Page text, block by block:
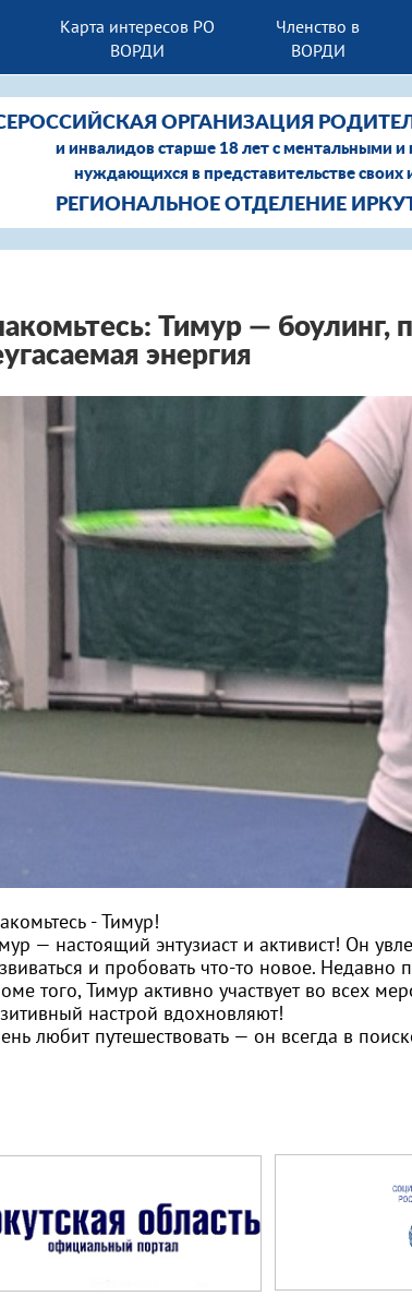
Карта интересов РО
ВОРДИ
Членство в
ВОРДИ
ОРГАНИЗАЦИЯ
и инвалидов старше 18 лет с ментальными
нуждающихся в представительстве
РЕГИОНАЛЬНОЕ ОТДЕЛЕНИЕ
Тимур — боулинг,
энергия
- Тимур!
— настоящий энтузиаст и активист! Он
и пробовать что-то новое.
того, Тимур активно участвует во всех
настрой вдохновляют!
любит путешествовать — он всегда в